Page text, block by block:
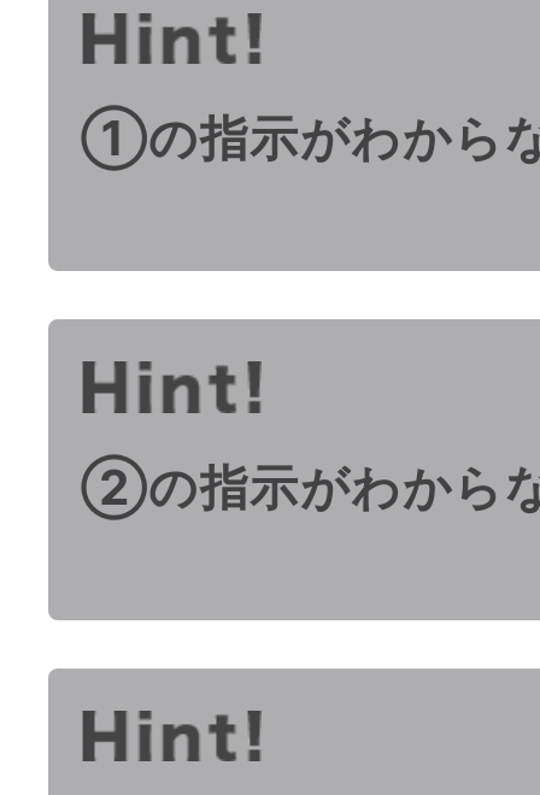
①の指示がわから
②の指示がわから